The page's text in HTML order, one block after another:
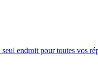
endroit pour toutes vos